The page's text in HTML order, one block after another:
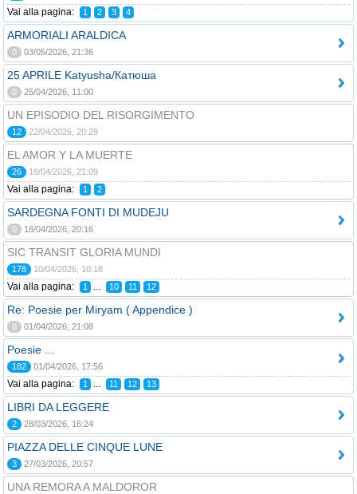
Vai alla pagina: 1 2 3 4
ARMORIALI ARALDICA
0 03/05/2026, 21:36
25 APRILE Katyusha/Катюша
0 25/04/2026, 11:00
UN EPISODIO DEL RISORGIMENTO
12 22/04/2026, 20:29
EL AMOR Y LA MUERTE
26 18/04/2026, 21:09
Vai alla pagina: 1 2
SARDEGNA FONTI DI MUDEJU
0 18/04/2026, 20:16
SIC TRANSIT GLORIA MUNDI
178 10/04/2026, 10:18
Vai alla pagina: 1 ... 10 11 12
Re: Poesie per Miryam ( Appendice )
0 01/04/2026, 21:08
Poesie ...
182 01/04/2026, 17:56
Vai alla pagina: 1 ... 11 12 13
LIBRI DA LEGGERE
2 28/03/2026, 16:24
PIAZZA DELLE CINQUE LUNE
3 27/03/2026, 20:57
UNA REMORA A MALDOROR